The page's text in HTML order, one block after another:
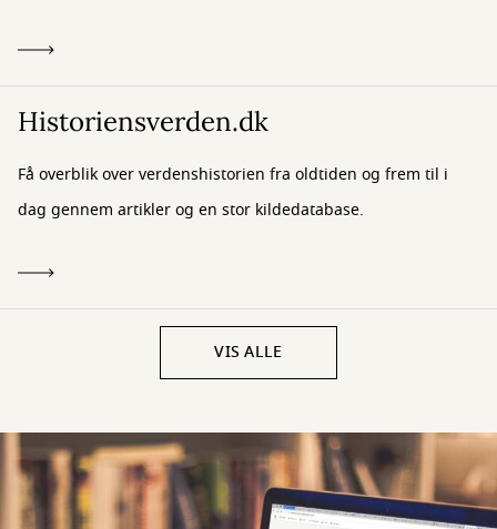
Historiensverden.dk
Få overblik over verdenshistorien fra oldtiden og frem til i
dag gennem artikler og en stor kildedatabase.
VIS ALLE